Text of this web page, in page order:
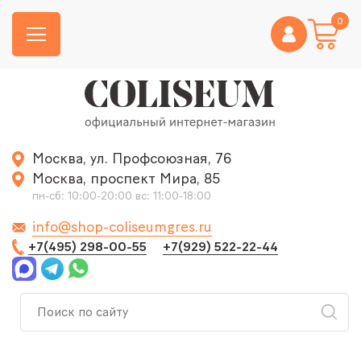
0
Москва, ул. Профсоюзная, 76
Москва, проспект Мира, 85
пн-сб: 10:00-20:00 вс: 11:00-18:00
info@shop-coliseumgres.ru
+7(495) 298-00-55 +7(929) 522-22-44